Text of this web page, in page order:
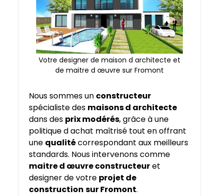
Votre designer de maison d architecte et
de maitre d œuvre sur Fromont
Nous sommes un constructeur
spécialiste des maisons d architecte
dans des prix modérés, grâce à une
politique d achat maîtrisé tout en offrant
une qualitécorrespondant aux meilleurs
standards. Nous intervenons comme
maitre d œuvre constructeuret
designer de votre projet de
construction sur Fromont.